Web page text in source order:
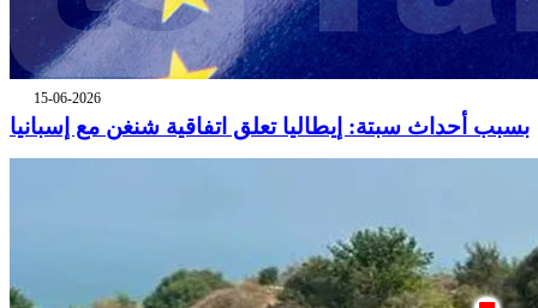
15-06-2026
بسبب أحداث سبتة: إيطاليا تعلق اتفاقية شنغن مع إسبانيا